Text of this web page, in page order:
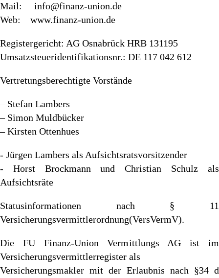
Mail: info@finanz-union.de
Web: www.finanz-union.de
Registergericht: AG Osnabrück HRB 131195
Umsatzsteueridentifikationsnr.: DE 117 042 612
Vertretungsberechtigte Vorstände
– Stefan Lambers
– Simon Muldbücker
– Kirsten Ottenhues
- Jürgen Lambers als Aufsichtsratsvorsitzender
- Horst Brockmann und Christian Schulz als
Aufsichtsräte
Statusinformationen nach § 11
Versicherungsvermittlerordnung(VersVermV).
Die FU Finanz-Union Vermittlungs AG ist im
Versicherungsvermittlerregister als
Versicherungsmakler mit der Erlaubnis nach §34 d